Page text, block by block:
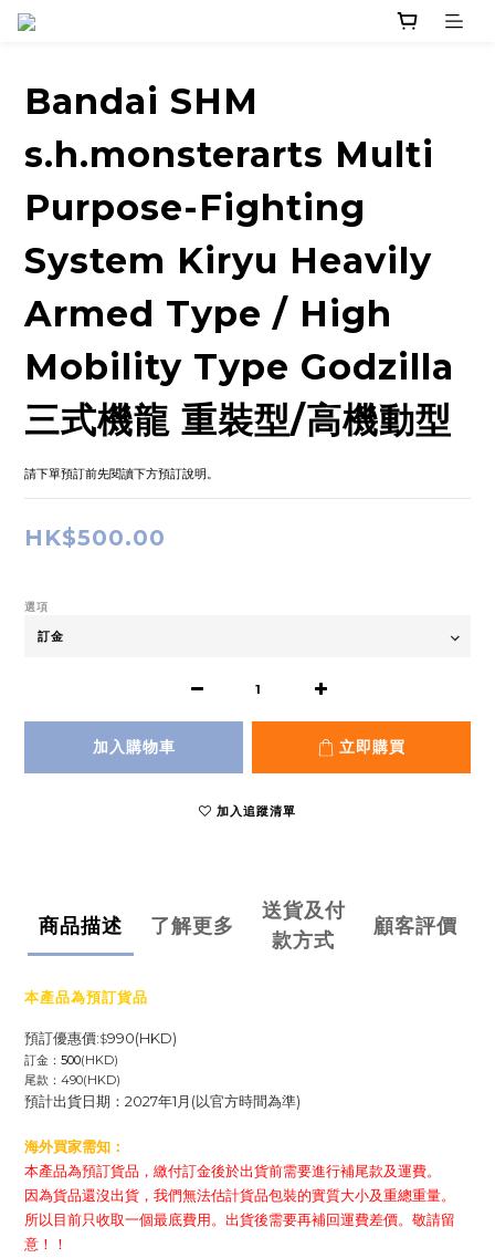
Bandai SHM
s.h.monsterarts Multi
Purpose-Fighting
System Kiryu Heavily
Armed Type / High
Mobility Type Godzilla
三式機龍 重裝型/高機動型
請下單預訂前先閱讀下方預訂說明。
HK$500.00
選項
加入購物車 立即購買
加入追蹤清單
商品描述 了解更多
送貨及付
款方式
顧客評價
本產品為預訂貨品
預訂優惠價:$990(HKD)
訂金： 500(HKD)
尾款：490(HKD)
預計出貨日期：2027年1月 (以官方時間為準)
海外買家需知：
本產品為預訂貨品，繳付訂金後於出貨前需要進行補尾款及運費。
因為貨品還沒出貨，我們無法估計貨品包裝的實質大小及重總重量。
所以目前只收取一個最底費用。出貨後需要再補回運費差價。敬請留
意！！